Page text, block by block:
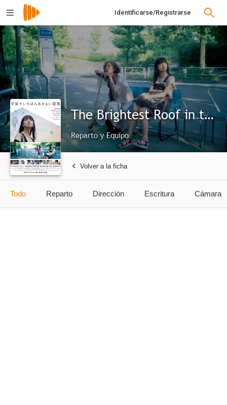
Identificarse/Registrarse
The Brightest Roof in the Universe
Reparto y Equipo
Volver a la ficha
Todo Reparto Dirección Escritura Cámara